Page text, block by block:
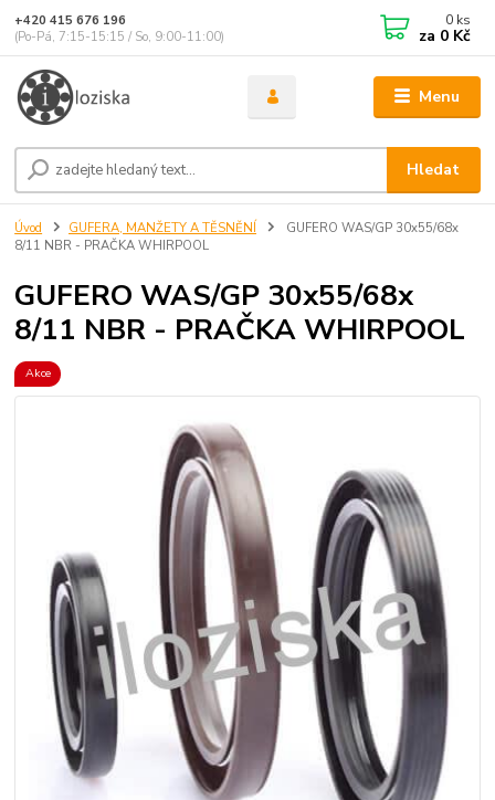
Menu
Hledat
+420 415 676 196
(Po-Pá, 7:15-15:15 / So, 9:00-11:00)
0 ks
za 0 Kč
Úvod GUFERA, MANŽETY A TĚSNĚNÍ
GUFERO WAS/GP 30x55/68x
8/11 NBR - PRAČKA WHIRPOOL
GUFERO WAS/GP 30x55/68x
8/11 NBR - PRAČKA WHIRPOOL
Akce